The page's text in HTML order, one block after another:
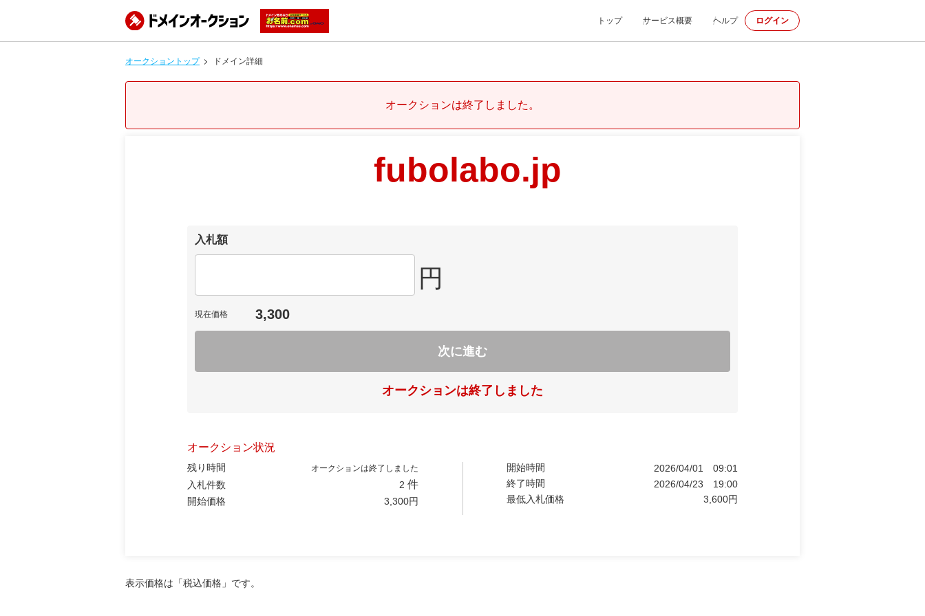
トップ サービス概要 ヘルプ ログイン
オークショントップ ドメイン詳細
オークションは終了しました。
fubolabo.jp
入札額
円
現在価格 3,300
次に進む
オークションは終了しました
オークション状況
残り時間 オークションは終了しました
入札件数 2 件
開始価格 3,300円
開始時間 2026/04/01
09:01
終了時間
2026/04/23
19:00
最低入札価格
3,600円
表示価格は「税込価格」です。